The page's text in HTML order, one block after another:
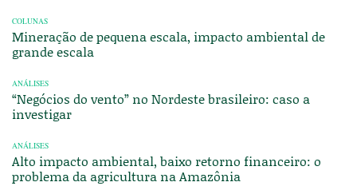
COLUNAS
Mineração de pequena escala, impacto ambiental de
grande escala
ANÁLISES
“Negócios do vento” no Nordeste brasileiro: caso a
investigar
ANÁLISES
Alto impacto ambiental, baixo retorno financeiro: o
problema da agricultura na Amazônia